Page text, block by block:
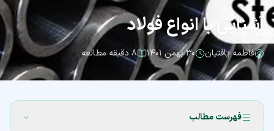
آشنایی با انواع فولاد
فاطمه یافتیان ۳۰ بهمن ۱۴۰۱ ۸ دقیقه مطالعه
فهرست مطالب